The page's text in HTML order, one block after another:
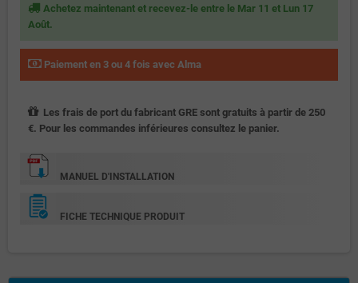
Achetez maintenant et recevez-le entre le Mar 11 et Lun 17
Août.
Paiement en 3 ou 4 fois avec Alma
Les frais de port du fabricant GRE sont gratuits à partir de 250
€. Pour les commandes inférieures consultez le panier.
MANUEL D'INSTALLATION
FICHE TECHNIQUE PRODUIT